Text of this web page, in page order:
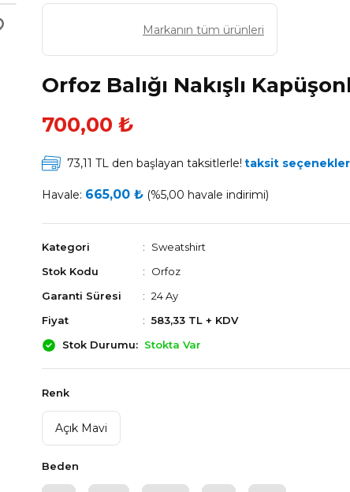
Markanın tüm ürünleri
Orfoz Balığı Nakışlı
700,00 ₺
73,11 TL den başlayan taksitlerle! taksit
Havale: 665,00 ₺ (%5,00 havale indirimi)
Kategori
Sweatshirt
Stok Kodu
Orfoz
Garanti Süresi
24 Ay
Fiyat
583,33 TL + KDV
Stok Durumu
Stokta Var
Renk
Açık Mavi
Beden